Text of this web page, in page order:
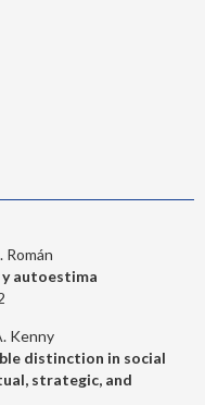
Román
autoestima
Kenny
distinction in social
strategic, and